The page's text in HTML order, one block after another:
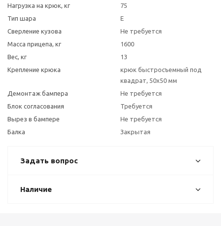
Нагрузка на крюк, кг
75
Тип шара
E
Сверление кузова
Не требуется
Масса прицепа, кг
1600
Вес, кг
13
Крепление крюка
крюк быстросъемный под
квадрат, 50х50 мм
Демонтаж бампера
Не требуется
Блок согласования
Требуется
Вырез в бампере
Не требуется
Балка
Закрытая
Задать вопрос
Наличие